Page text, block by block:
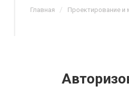
Главная / Проектирование и